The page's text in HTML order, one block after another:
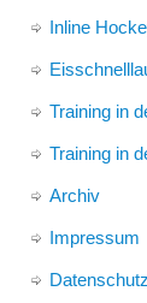
Inline
Training in
Training in
Archiv
Impressum